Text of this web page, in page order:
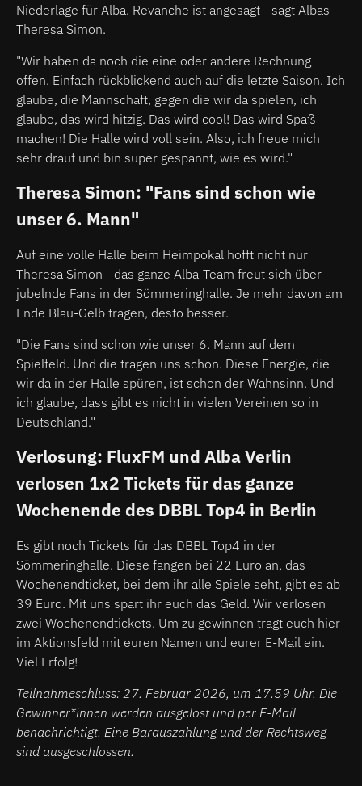
Niederlage für Alba. Revanche ist angesagt - sagt Albas
Theresa Simon.
"Wir haben da noch die eine oder andere Rechnung
offen. Einfach rückblickend auch auf die letzte Saison. Ich
glaube, die Mannschaft, gegen die wir da spielen, ich
glaube, das wird hitzig. Das wird cool! Das wird Spaß
machen! Die Halle wird voll sein. Also, ich freue mich
sehr drauf und bin super gespannt, wie es wird."
Theresa Simon: "Fans sind schon wie
unser 6. Mann"
Auf eine volle Halle beim Heimpokal hofft nicht nur
Theresa Simon - das ganze Alba-Team freut sich über
jubelnde Fans in der Sömmeringhalle. Je mehr davon am
Ende Blau-Gelb tragen, desto besser.
"Die Fans sind schon wie unser 6. Mann auf dem
Spielfeld. Und die tragen uns schon. Diese Energie, die
wir da in der Halle spüren, ist schon der Wahnsinn. Und
ich glaube, dass gibt es nicht in vielen Vereinen so in
Deutschland."
Verlosung: FluxFM und Alba Verlin
verlosen 1x2 Tickets für das ganze
Wochenende des DBBL Top4 in Berlin
Es gibt noch Tickets für das DBBL Top4 in der
Sömmeringhalle. Diese fangen bei 22 Euro an, das
Wochenendticket, bei dem ihr alle Spiele seht, gibt es ab
39 Euro. Mit uns spart ihr euch das Geld. Wir verlosen
zwei Wochenendtickets. Um zu gewinnen tragt euch hier
im Aktionsfeld mit euren Namen und eurer E-Mail ein.
Viel Erfolg!
Teilnahmeschluss: 27. Februar 2026, um 17.59 Uhr. Die
Gewinner*innen werden ausgelost und per E-Mail
benachrichtigt. Eine Barauszahlung und der Rechtsweg
sind ausgeschlossen.